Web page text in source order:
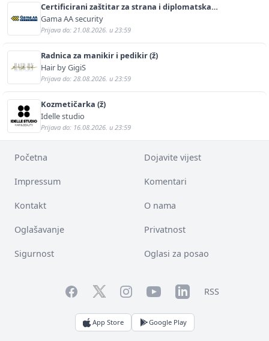
Certificirani zaštitar za strana i diplomatska
predstavništva (m/ž)
Gama AA security
Prijava do: 21.08.2026. u 23:59
Radnica za manikir i pedikir (ž)
Hair by GigiS
Prijava do: 28.08.2026. u 23:59
Kozmetičarka (ž)
Idelle studio
Prijava do: 16.08.2026. u 23:59
Početna Dojavite vijest
Impressum Komentari
Kontakt O nama
Oglašavanje Privatnost
Sigurnost Oglasi za posao
FacebookTwitterInstagramYouTubeLinkedInRSS
App Store Google Play